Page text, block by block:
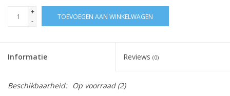
+
-
TOEVOEGEN AAN WINKELWAGEN
Informatie Reviews (0)
Beschikbaarheid: Op voorraad(2)